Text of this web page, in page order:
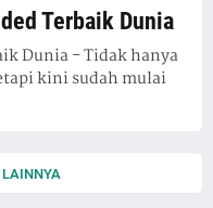
Terbaik Dunia
Dunia - Tidak hanya
kini sudah mulai